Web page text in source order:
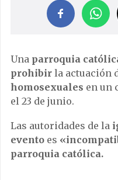
Una parroquia
prohibir la actuación
homosexuales en un
el 23 de junio.
Las autoridades de la
evento es
parroquia católica.